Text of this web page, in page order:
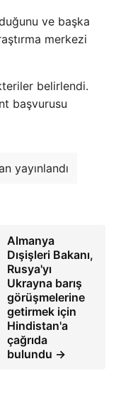
ve başka
merkezi
belirlendi.
başvurusu
yayınlandı
Almanya
Dışişleri Bakanı,
Rusya'yı
Ukrayna barış
görüşmelerine
getirmek için
Hindistan'a
çağrıda
bulundu →